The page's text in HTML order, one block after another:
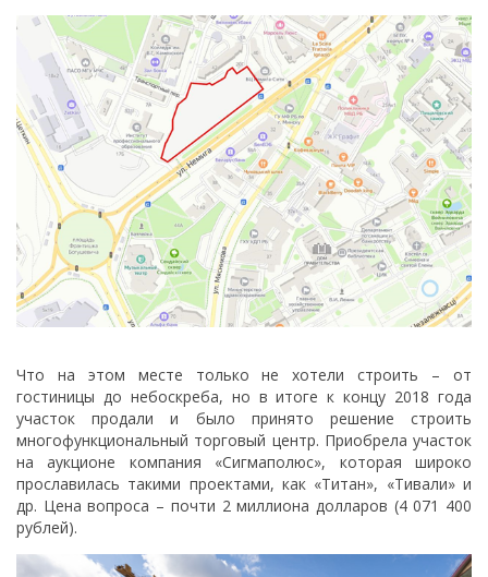
Что на этом месте только не хотели строить – от
гостиницы до небоскреба, но в итоге к концу 2018 года
участок продали и было принято решение строить
многофункциональный торговый центр. Приобрела участок
на аукционе компания «Сигмаполюс», которая широко
прославилась такими проектами, как «Титан», «Тивали» и
др. Цена вопроса – почти 2 миллиона долларов (4 071 400
рублей).